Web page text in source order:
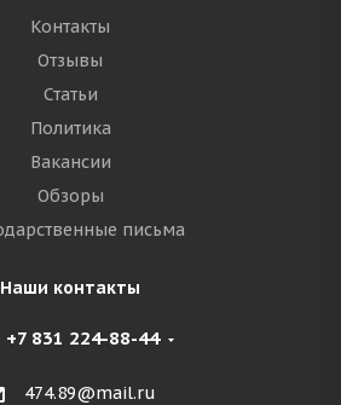
Контакты
Отзывы
Статьи
Политика
Вакансии
Обзоры
письма
Наши контакты
+7 831 224-88-44
474.89@mail.ru